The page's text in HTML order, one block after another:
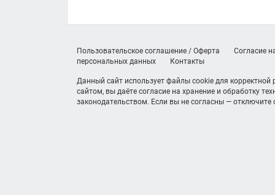
Пользовательское соглашение / Оферта
Согласие
персональных данных
Контакты
Данный сайт использует файлы cookie для
сайтом, вы даёте согласие на хранение и обработку
законодательством. Если вы не согласны — отключите